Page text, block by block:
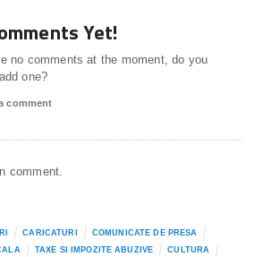
Yet!
no comments at the moment, do you
one?
comment
comment.
CARICATURI
COMUNICATE DE PRESA
TAXE SI IMPOZITE ABUZIVE CULTURA